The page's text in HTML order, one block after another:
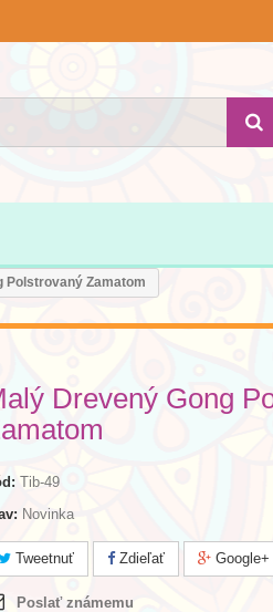
Polstrovaný Zamatom
Drevený Gong
Tib-49
Novinka
Tweetnuť Zdieľať Google+
Poslať známemu